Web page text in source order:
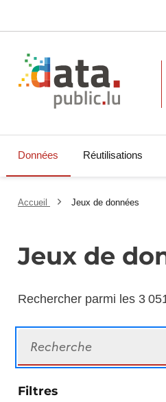
Données Réutilisations
Accueil Jeux de données
Jeux de
Rechercher parmi les 3
Filtres